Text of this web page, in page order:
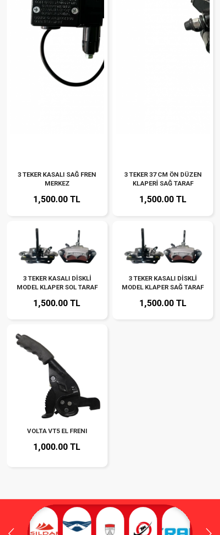
3 TEKER KASALI SAĞ FREN
MERKEZ
1,500.00 TL
3 TEKER 37 CM ÖN DÜZEN
KLAPERİ SAĞ TARAF
1,500.00 TL
3 TEKER KASALI DİSKLİ
MODEL KLAPER SOL TARAF
1,500.00 TL
3 TEKER KASALI DİSKLİ
MODEL KLAPER SAĞ TARAF
1,500.00 TL
VOLTA VT5 EL FRENI
1,000.00 TL